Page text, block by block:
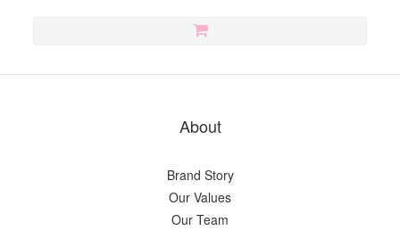
About
Brand Story
Our Values
Our Team